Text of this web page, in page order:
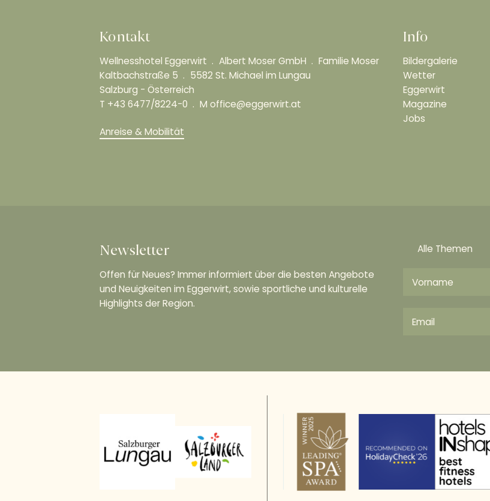
Kontakt
Wellnesshotel Eggerwirt Albert Moser GmbH
Familie Moser
Kaltbachstraße 5
5582 St. Michael im Lungau
Salzburg - Österreich
T +43 6477/8224-0 Moffice@eggerwirt.at
Anreise & Mobilität
Info
Bildergalerie
Wetter
Eggerwirt
Magazine
Jobs
Newsletter
Offen für Neues? Immer informiert über die besten Angebote
und Neuigkeiten im Eggerwirt, sowie sportliche und kulturelle
Highlights der Region.
Alle Themen